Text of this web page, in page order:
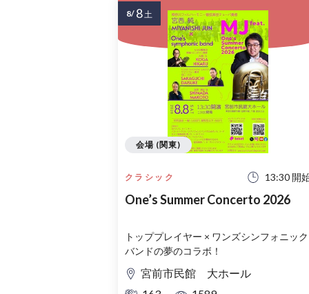
クラシック 13:30 開
One’s Summer Concerto 2026
トッププレイヤー × ワンズシンフォニック
バンドの夢のコラボ！
宮前市民館 大ホール
会場 (関東)
8/ 8土